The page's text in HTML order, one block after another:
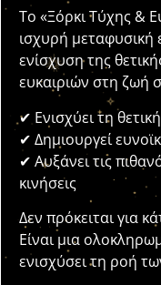
Το «Ξόρκι Τύχης &
ισχυρή μεταφυσική
ενίσχυση της
ευκαιριών στη ζωή
✔ Ενισχύει τη
✔ Δημιουργεί
✔ Αυξάνει τις
κινήσεις
Δεν πρόκειται για
Είναι μια
ενισχύσει τη ροή